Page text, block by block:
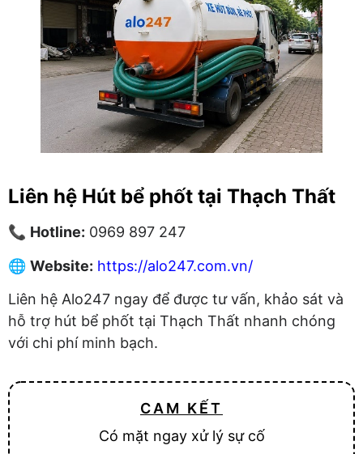
Liên hệ Hút bể phốt tại Thạch Thất
📞 Hotline: 0969 897 247
🌐 Website: https://alo247.com.vn/
Liên hệ Alo247 ngay để được tư vấn, khảo sát và
hỗ trợ hút bể phốt tại Thạch Thất nhanh chóng
với chi phí minh bạch.
CAM KẾT
Có mặt ngay xử lý sự cố